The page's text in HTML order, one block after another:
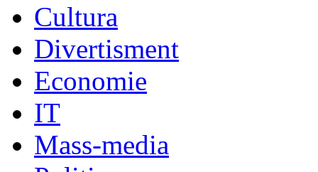
Cultura
Divertisment
Economie
IT
Mass-media